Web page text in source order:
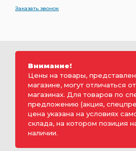
Заказать звонок
Внимание!
Цены на товары,
магазине, могут отличаться
магазинах. Для товаров по
предложению (акция,
цена указана на условиях
склада, на котором позиция
наличии.